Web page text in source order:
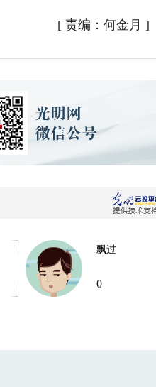
[ 责编：何金月 ]
飘过
0